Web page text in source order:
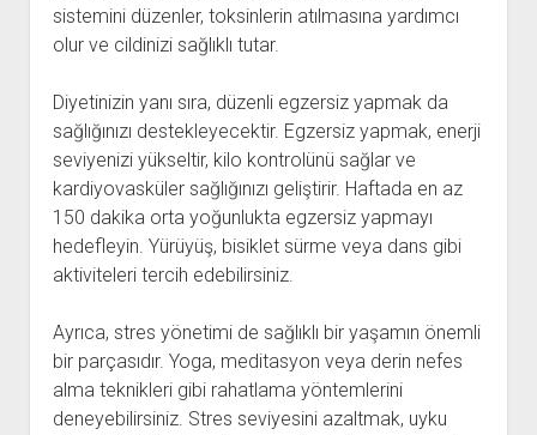
sistemini düzenler, toksinlerin atılmasına yardımcı
olur ve cildinizi sağlıklı tutar.
Diyetinizin yanı sıra, düzenli egzersiz yapmak da
sağlığınızı destekleyecektir. Egzersiz yapmak, enerji
seviyenizi yükseltir, kilo kontrolünü sağlar ve
kardiyovasküler sağlığınızı geliştirir. Haftada en az
150 dakika orta yoğunlukta egzersiz yapmayı
hedefleyin. Yürüyüş, bisiklet sürme veya dans gibi
aktiviteleri tercih edebilirsiniz.
Ayrıca, stres yönetimi de sağlıklı bir yaşamın önemli
bir parçasıdır. Yoga, meditasyon veya derin nefes
alma teknikleri gibi rahatlama yöntemlerini
deneyebilirsiniz. Stres seviyesini azaltmak, uyku